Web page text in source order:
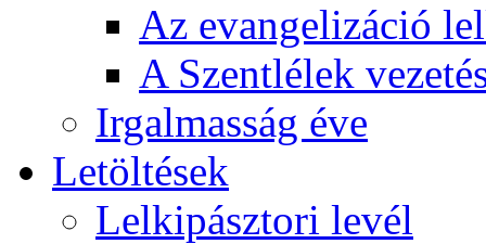
Az evangelizáció
A Szentlélek
Irgalmasság éve
Letöltések
Lelkipásztori levél